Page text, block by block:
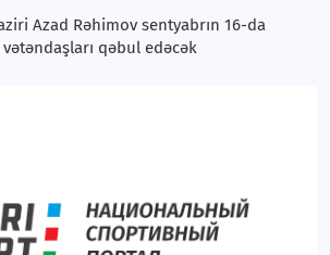
Azad Rəhimov sentyabrın 16-da
vətəndaşları qəbul edəcək